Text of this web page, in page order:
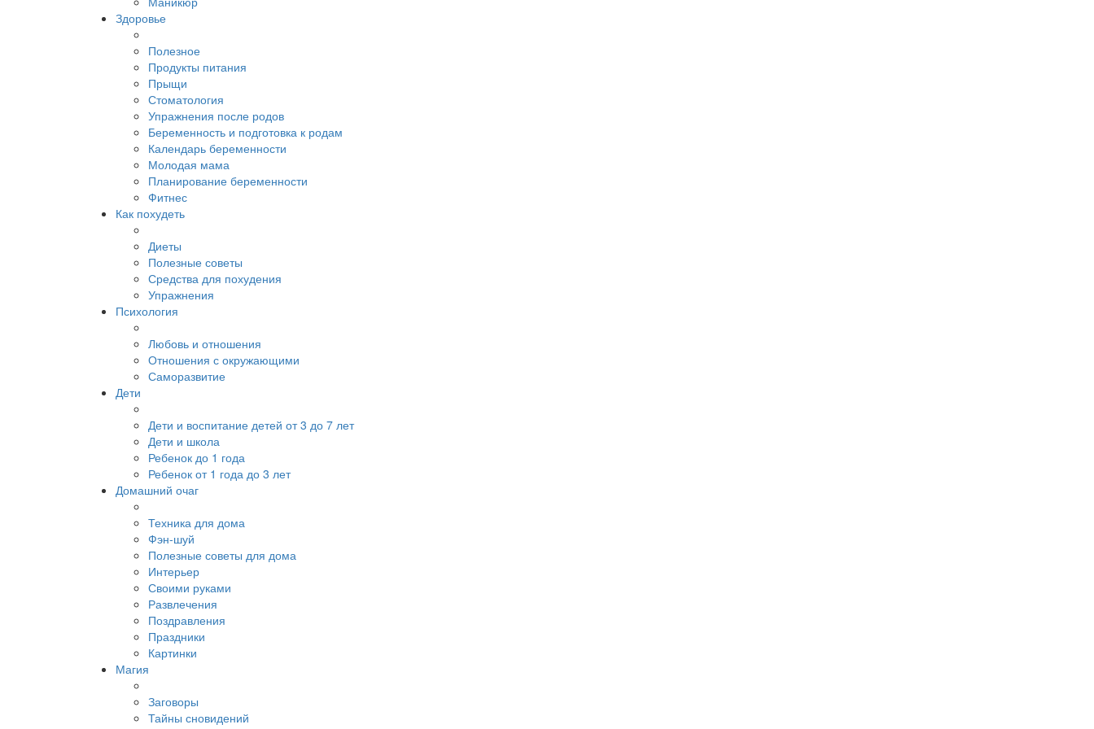
Здоровье
Полезное
Продукты питания
Прыщи
Стоматология
Упражнения после родов
Беременность и подготовка к родам
Календарь беременности
Молодая мама
Планирование беременности
Фитнес
Как похудеть
Диеты
Полезные советы
Средства для похудения
Упражнения
Психология
Любовь и отношения
Отношения с окружающими
Саморазвитие
Дети
Дети и воспитание детей от 3 до 7 лет
Дети и школа
Ребенок до 1 года
Ребенок от 1 года до 3 лет
Домашний очаг
Техника для дома
Фэн-шуй
Полезные советы для дома
Интерьер
Своими руками
Развлечения
Поздравления
Праздники
Картинки
Магия
Заговоры
Тайны сновидений